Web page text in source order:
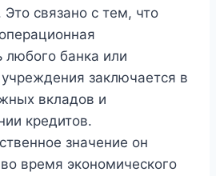
Это связано с тем, что
любого банка или
заключается в
вкладов и
кредитов.
значение он
время экономического